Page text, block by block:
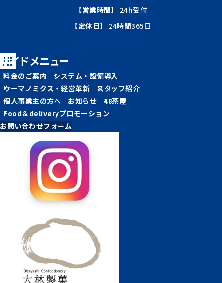
【営業時間】
24h受付
【定休日】
24時間365日
サイドメニュー
料金のご案内
システム・設備導入
ウーマノミクス・経営革新
スタッフ紹介
個人事業主の方へ
お知らせ
48茶屋
Food＆deliveryプロモーション
お問い合わせフォーム